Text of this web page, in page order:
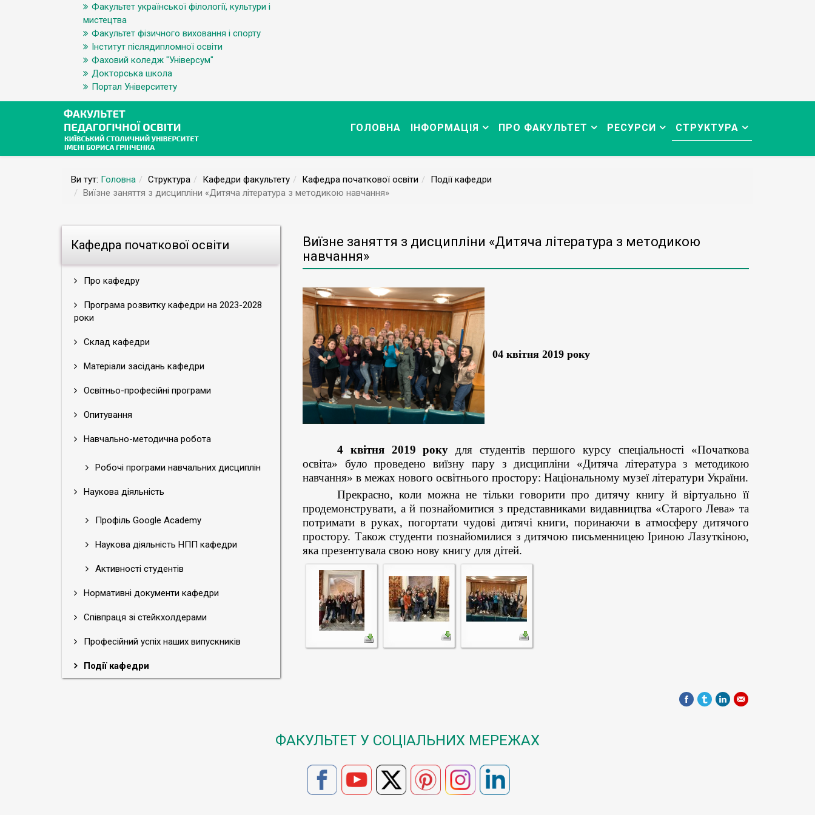
Факультет української філології, культури і
мистецтва
Факультет фізичного виховання і спорту
Інститут післядипломної освіти
Фаховий коледж "Універсум"
Докторська школа
Портал Університету
ГОЛОВНА ІНФОРМАЦІЯ ПРО ФАКУЛЬТЕТ РЕСУРСИ СТРУКТУРА
Ви тут: Головна Структура Кафедри факультету Кафедра початкової освіти
Події кафедри
Виїзне заняття з дисципліни «Дитяча література з методикою навчання»
Кафедра початкової освіти
Про кафедру
Програма розвитку кафедри на 2023-2028
роки
Склад кафедри
Матеріали засідань кафедри
Освітньо-професійні програми
Опитування
Навчально-методична робота
Робочі програми навчальних дисциплін
Наукова діяльність
Профіль Google Academy
Наукова діяльність НПП кафедри
Активності студентів
Нормативні документи кафедри
Співпраця зі стейкхолдерами
Професійний успіх наших випускників
Події кафедри
Виїзне заняття з дисципліни «Дитяча література з методикою
навчання»
04 квітня 2019 року
4 квітня 2019 року для студентів першого курсу спеціальності «Початкова
освіта» було проведено виїзну пару з дисципліни «Дитяча література з методикою
навчання» в межах нового освітнього простору: Національному музеї літератури України.
Прекрасно, коли можна не тільки говорити про дитячу книгу й віртуально її
продемонструвати, а й познайомитися з представниками видавництва «Старого Лева» та
потримати в руках, погортати чудові дитячі книги, поринаючи в атмосферу дитячого
простору. Також студенти познайомилися з дитячою письменницею Іриною Лазуткіною,
яка презентувала свою нову книгу для дітей.
ФАКУЛЬТЕТ У СОЦІАЛЬНИХ МЕРЕЖАХ